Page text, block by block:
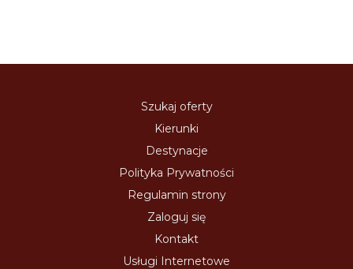
Szukaj oferty
Kierunki
Destynacje
Polityka Prywatności
Regulamin strony
Zaloguj się
Kontakt
Usługi Internetowe